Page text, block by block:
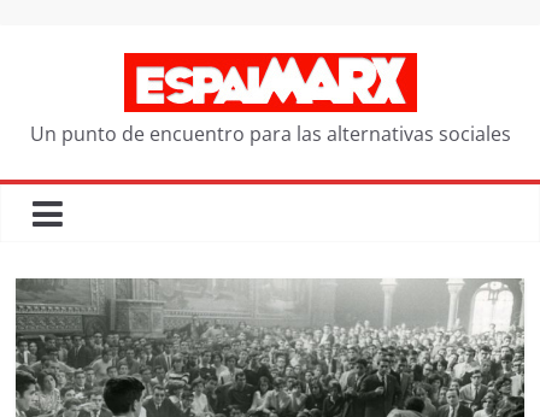
Un punto de encuentro para las alternativas sociales